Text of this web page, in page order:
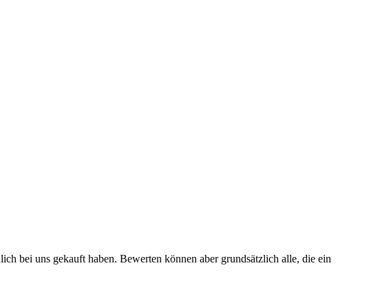
bei uns gekauft haben. Bewerten können aber grundsätzlich alle, die ein